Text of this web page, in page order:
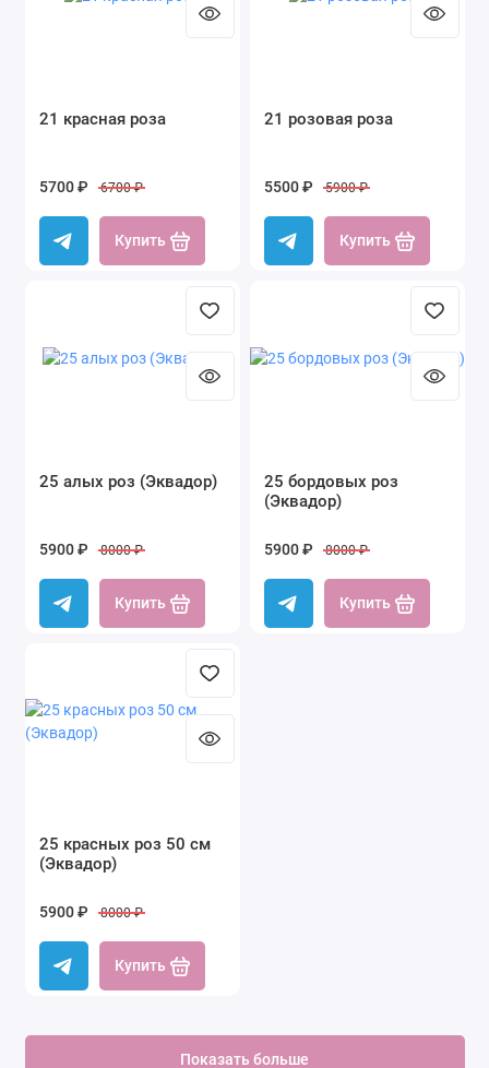
21 красная роза
5700 ₽ 6700 ₽
Купить
21 розовая роза
5500 ₽ 5900 ₽
Купить
25 алых роз (Эквадор)
5900 ₽ 8000 ₽
Купить
25 бордовых роз
(Эквадор)
5900 ₽ 8000 ₽
Купить
25 красных роз 50 см
(Эквадор)
5900 ₽ 8000 ₽
Купить
Показать больше